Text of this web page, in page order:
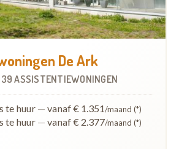
De Ark
39 ASSISTENTIEWONINGEN
te huur — vanaf € 1.351/maand (*)
te huur — vanaf € 2.377/maand (*)